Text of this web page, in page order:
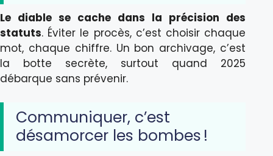
Le diable se cache dans la précision des
statuts. Éviter le procès, c’est choisir chaque
mot, chaque chiffre. Un bon archivage, c’est
la botte secrète, surtout quand 2025
débarque sans prévenir.
Communiquer, c’est
désamorcer les bombes !